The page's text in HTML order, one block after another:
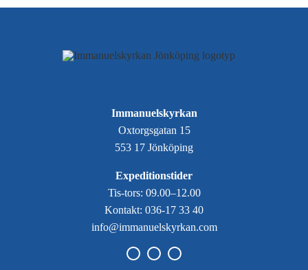
Immanuelskyrkan
Oxtorgsgatan 15
553 17 Jönköping
Expeditionstider
Tis-tors: 09.00–12.00
Kontakt: 036-17 33 40
info@immanuelskyrkan.com